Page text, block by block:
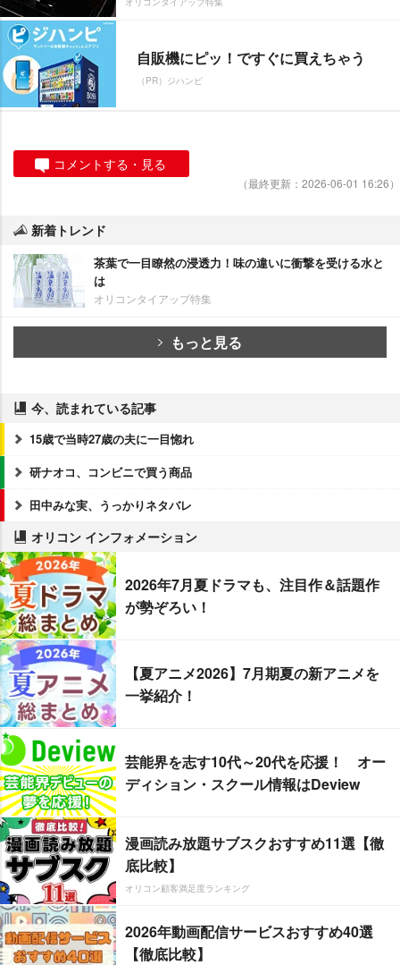
自販機にピッ！ですぐに買えちゃう
（PR）ジハンピ
コメントする・見る
（最終更新：2026-06-01 16:26）
新着トレンド
茶葉で一目瞭然の浸透力！味の違いに衝撃を受ける水と
は
オリコンタイアップ特集
もっと見る
今、読まれている記事
15歳で当時27歳の夫に一目惚れ
研ナオコ、コンビニで買う商品
田中みな実、うっかりネタバレ
オリコン インフォメーション
2026年7月夏ドラマも、注目作＆話題作
が勢ぞろい！
【夏アニメ2026】7月期夏の新アニメを
一挙紹介！
芸能界を志す10代～20代を応援！ オー
ディション・スクール情報はDeview
漫画読み放題サブスクおすすめ11選【徹
底比較】
オリコン顧客満足度ランキング
2026年動画配信サービスおすすめ40選
【徹底比較】